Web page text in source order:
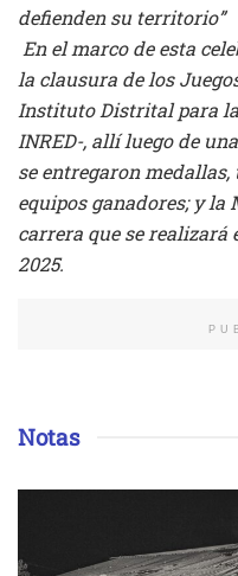
defienden su territorio”
En el marco de esta
la clausura de los
Instituto Distrital para
INRED-, allí luego de
se entregaron
equipos ganadores; y la
carrera que se realizará
2025.
Notas